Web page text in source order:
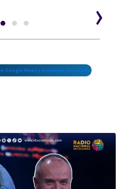
›
Google News y mantente conectado